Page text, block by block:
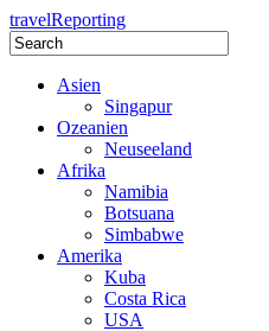
travelReporting
Asien
Singapur
Ozeanien
Neuseeland
Afrika
Namibia
Botsuana
Simbabwe
Amerika
Kuba
Costa Rica
USA